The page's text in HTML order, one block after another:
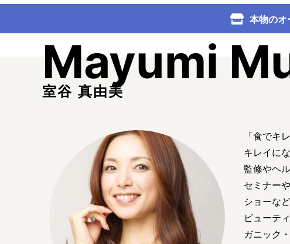
本物の
Mayumi
室谷 真由美
「食でキ
キレイに
監修やヘ
セミナー
ショーな
ビューテ
ガニック